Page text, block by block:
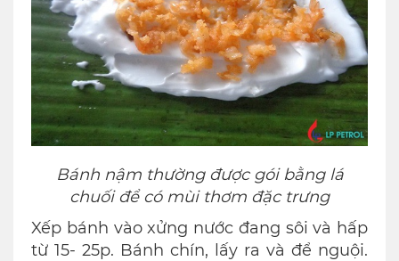
Bánh nậm thường được gói bằng lá
chuối để có mùi thơm đặc trưng
Xếp bánh vào xửng nước đang sôi và hấp
từ 15- 25p. Bánh chín, lấy ra và để nguội.